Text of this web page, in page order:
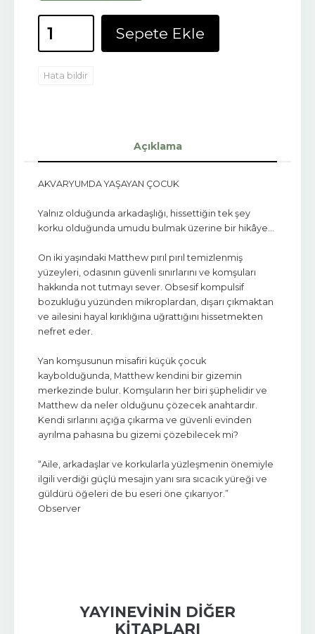
Sepete Ekle
Hata bildir
Açıklama
AKVARYUMDA YAŞAYAN ÇOCUK
Yalnız olduğunda arkadaşlığı, hissettiğin tek şey
korku olduğunda umudu bulmak üzerine bir hikâye…
On iki yaşındaki Matthew pırıl pırıl temizlenmiş
yüzeyleri, odasının güvenli sınırlarını ve komşuları
hakkında not tutmayı sever. Obsesif kompulsif
bozukluğu yüzünden mikroplardan, dışarı çıkmaktan
ve ailesini hayal kırıklığına uğrattığını hissetmekten
nefret eder.
Yan komşusunun misafiri küçük çocuk
kaybolduğunda, Matthew kendini bir gizemin
merkezinde bulur. Komşuların her biri şüphelidir ve
Matthew da neler olduğunu çözecek anahtardır.
Kendi sırlarını açığa çıkarma ve güvenli evinden
ayrılma pahasına bu gizemi çözebilecek mi?
“Aile, arkadaşlar ve korkularla yüzleşmenin önemiyle
ilgili verdiği güçlü mesajın yanı sıra sıcacık yüreği ve
güldürü öğeleri de bu eseri öne çıkarıyor.”
Observer
YAYINEVININ DIĞER
KITAPLARI